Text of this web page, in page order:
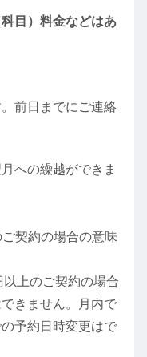
目）料金などはあ
前日までにご連絡
への繰越ができま
契約の場合の意味
上のご契約の場合
きません。月内で
予約日時変更はで